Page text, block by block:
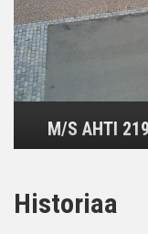
M/S AHTI
Historiaa